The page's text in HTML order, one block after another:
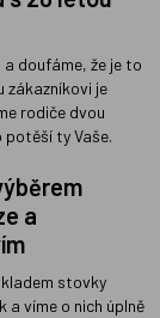
doufáme, že je to
zákazníkovi je
rodiče dvou
potěší ty Vaše.
a
stovky
a víme o nich úplně